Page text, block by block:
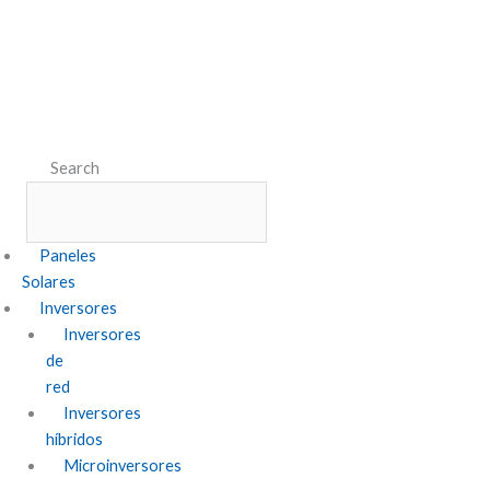
Search
Paneles
Solares
Inversores
Inversores
de
red
Inversores
híbridos
Microinversores